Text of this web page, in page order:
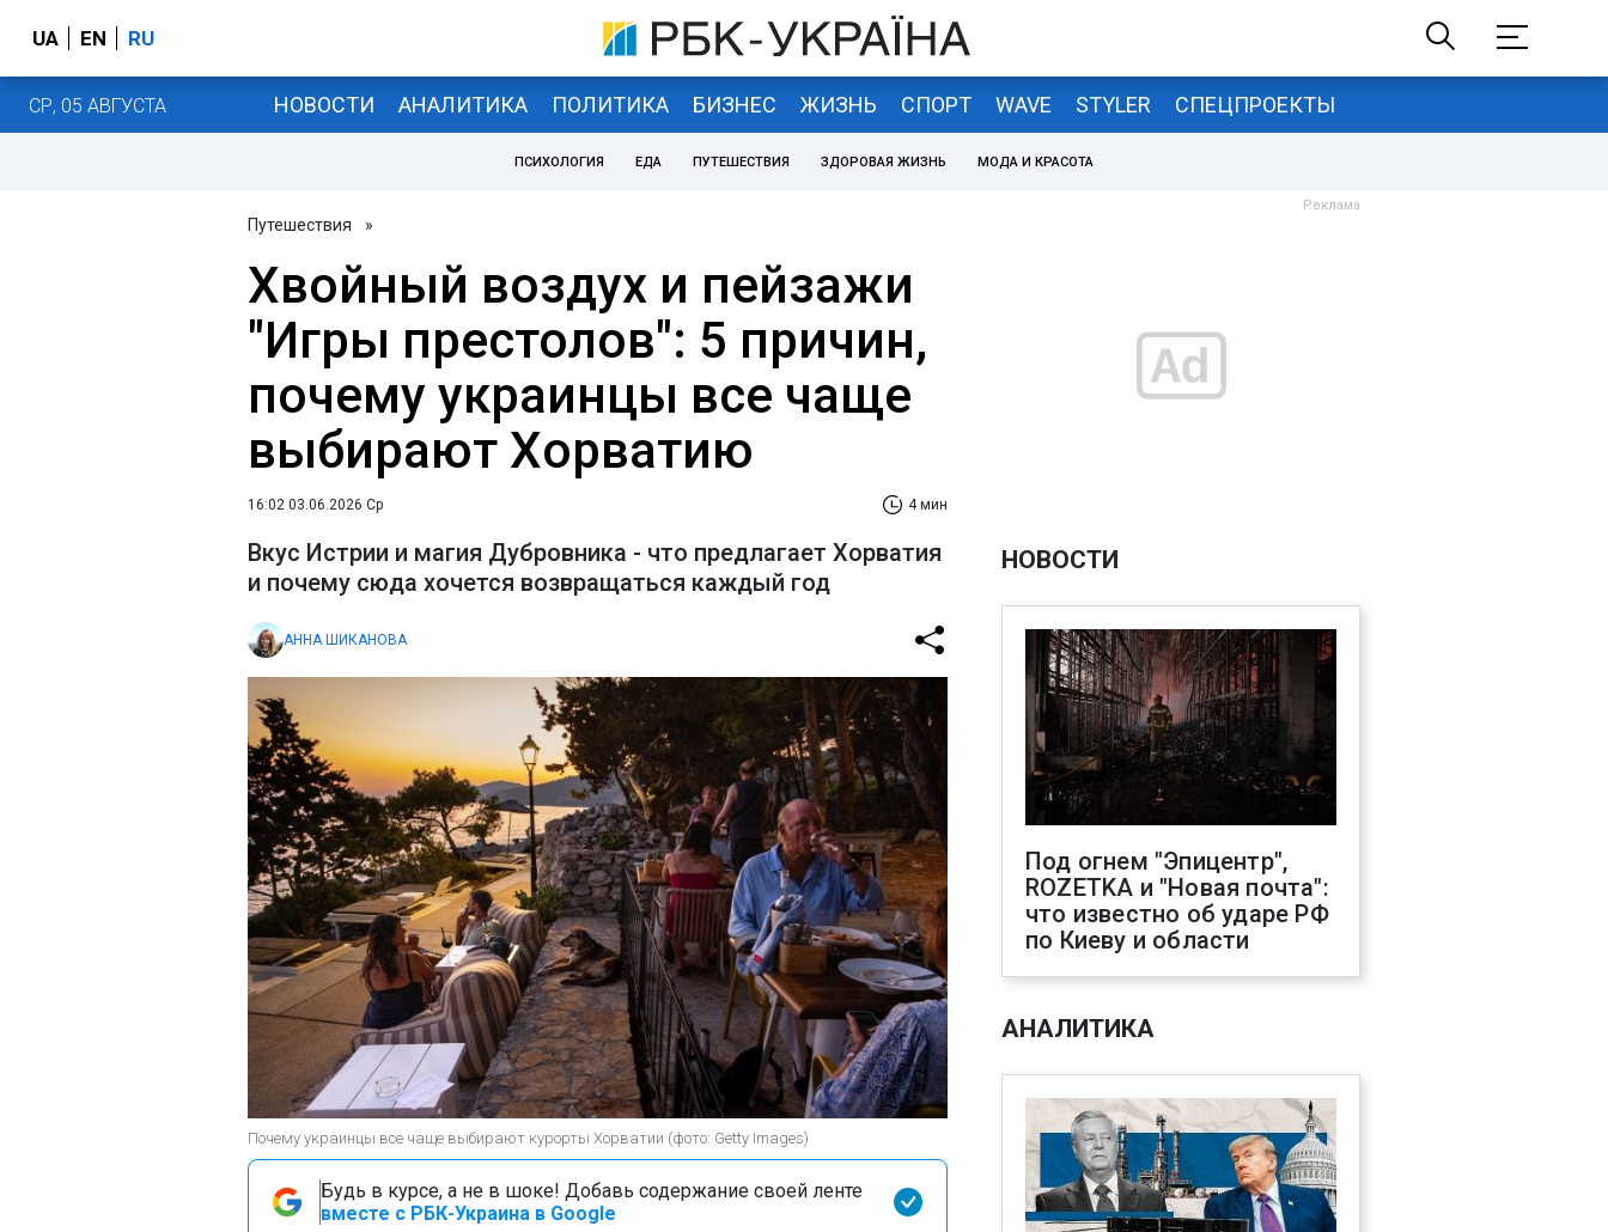
UA EN RU
СР, 05 АВГУСТА НОВОСТИ АНАЛИТИКА ПОЛИТИКА БИЗНЕС ЖИЗНЬ СПОРТ WAVE STYLER СПЕЦПРОЕКТЫ
ПСИХОЛОГИЯ ЕДА ПУТЕШЕСТВИЯ ЗДОРОВАЯ ЖИЗНЬ МОДА И КРАСОТА
Путешествия »
Хвойный воздух и пейзажи
"Игры престолов": 5 причин,
почему украинцы все чаще
выбирают Хорватию
16:02 03.06.2026 Ср 4 мин
Вкус Истрии и магия Дубровника - что предлагает Хорватия
и почему сюда хочется возвращаться каждый год
АННА ШИКАНОВА
Почему украинцы все чаще выбирают курорты Хорватии (фото: Getty Images)
Будь в курсе, а не в шоке! Добавь содержание своей ленте
вместе с РБК-Украина в Google
НОВОСТИ
Под огнем "Эпицентр",
ROZETKA и "Новая почта":
что известно об ударе РФ
по Киеву и области
АНАЛИТИКА